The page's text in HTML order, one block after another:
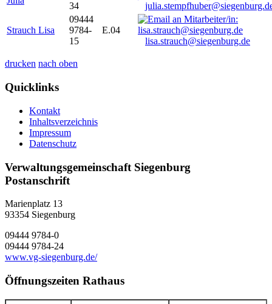
34
Strauch Lisa
09444
9784-
15
E.04
lisa.strauch@siegenburg.de
drucken nach oben
Quicklinks
Kontakt
Inhaltsverzeichnis
Impressum
Datenschutz
Verwaltungsgemeinschaft Siegenburg
Postanschrift
Marienplatz 13
93354 Siegenburg
09444 9784-0
09444 9784-24
www.vg-siegenburg.de/
Öffnungszeiten Rathaus